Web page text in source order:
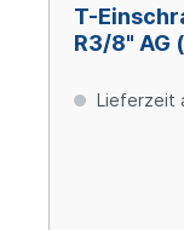
T-
R3/8" AG
Lieferzeit